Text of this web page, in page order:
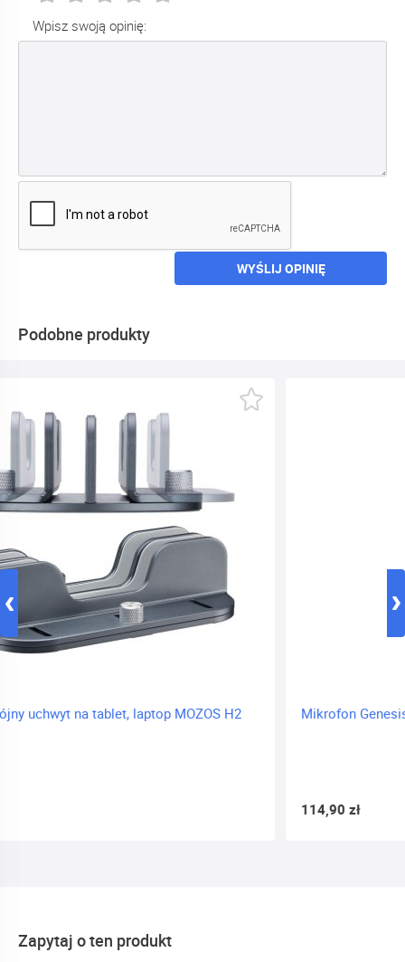
Wpisz swoją opinię:
WYŚLIJ OPINIĘ
Podobne produkty
Mikrofon Genesis Radium 200 USB
Zapytaj o ten produkt